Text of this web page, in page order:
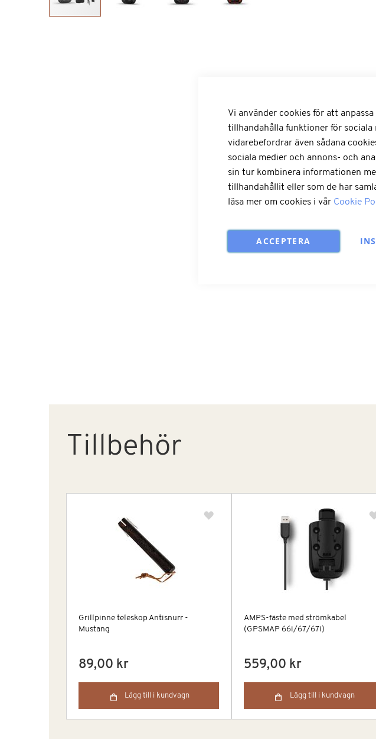
Tillbehör
Grillpinne teleskop Antisnurr -
Mustang
89,00 kr
Lägg till i kundvagn
AMPS-fäste med strömkabel
(GPSMAP 66i/67/67i)
559,00 kr
Lägg till i kundvagn
Vi använder cookies för att
tillhandahålla funktioner för sociala
vidarebefordrar även sådana
sociala medier och annons- och
sin tur kombinera informationen
tillhandahållit eller som de har
läsa mer om cookies i vår Cookie
ACCEPTERA